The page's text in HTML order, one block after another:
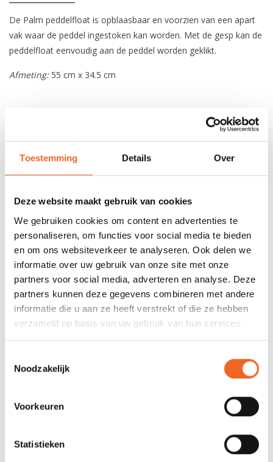
Toestemming Details Over
Deze website maakt gebruik van cookies
We gebruiken cookies om content en advertenties te
personaliseren, om functies voor social media te bieden
en om ons websiteverkeer te analyseren. Ook delen we
informatie over uw gebruik van onze site met onze
partners voor social media, adverteren en analyse. Deze
partners kunnen deze gegevens combineren met andere
informatie die u aan ze heeft verstrekt of die ze hebben
verzameld op basis van uw gebruik van hun services.
Noodzakelijk
Voorkeuren
Statistieken
De Palm peddelfloat is opblaasbaar en voorzien van een apart
vak waar de peddel ingestoken kan worden. Met de gesp kan de
peddelfloat eenvoudig aan de peddel worden geklikt.
Afmeting:55 cm x 34.5 cm
Nog niet gewaardeerd
JE BEOORDELING TOEVOEGEN
GERELATEERDE PRODUCTEN
OPBLAASBAAR
LENSPOMP OUTFLOW
€15,00